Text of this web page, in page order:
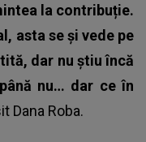
la contribuție.
asta se și vede pe
dar nu știu încă
nu… dar ce în
Dana Roba.